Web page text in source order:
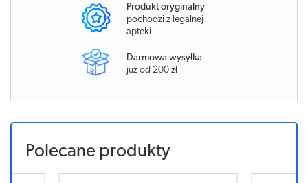
Produkt oryginalny
pochodzi z legalnej
apteki
Darmowa wysyłka
już od 200 zł
Polecane produkty